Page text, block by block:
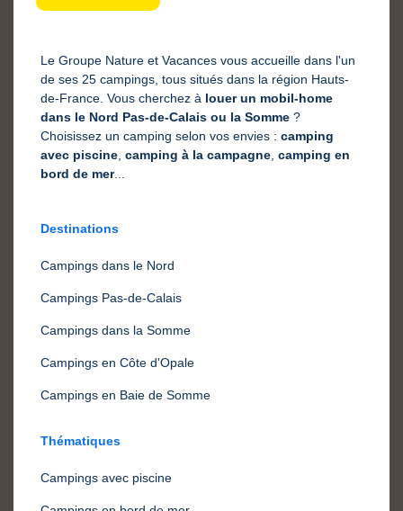
Le Groupe Nature et Vacances vous accueille dans l'un
de ses 25 campings, tous situés dans la région Hauts-
de-France. Vous cherchez à louer un mobil-home
dans le Nord Pas-de-Calais ou la Somme ?
Choisissez un camping selon vos envies : camping
avec piscine camping à la campagne camping en
bord de mer...
Destinations
Campings dans le Nord
Campings Pas-de-Calais
Campings dans la Somme
Campings en Côte d'Opale
Campings en Baie de Somme
Thématiques
Campings avec piscine